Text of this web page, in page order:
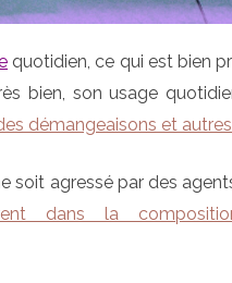
quotidien, ce qui est bien
bien, son usage
démangeaisons et
soit agressé par des
dans la